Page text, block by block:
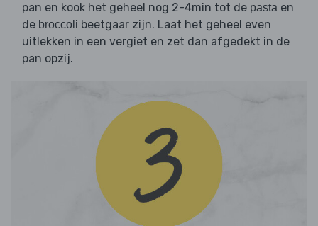
pan en kook het geheel nog 2-4min tot de pasta en
de broccoli beetgaar zijn. Laat het geheel even
uitlekken in een vergiet en zet dan afgedekt in de
pan opzij.